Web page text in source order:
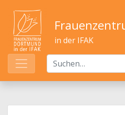
in der IFAK